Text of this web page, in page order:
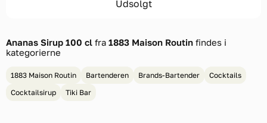
Udsolgt
Ananas Sirup 100 cl fra 1883 Maison Routin findes i
kategorierne
1883 Maison Routin Bartenderen Brands-Bartender
Cocktails
Cocktailsirup
Tiki Bar